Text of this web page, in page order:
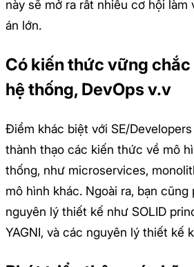
này sẽ mở ra rất nhiều cơ hội
án lớn.
Có kiến thức vững
hệ thống, DevOps v.v
Điểm khác biệt với SE/
thành thạo các kiến thức về mô
thống, như microservices,
mô hình khác. Ngoài ra, bạn cũng
nguyên lý thiết kế như SOLID
YAGNI, và các nguyên lý thiết kế